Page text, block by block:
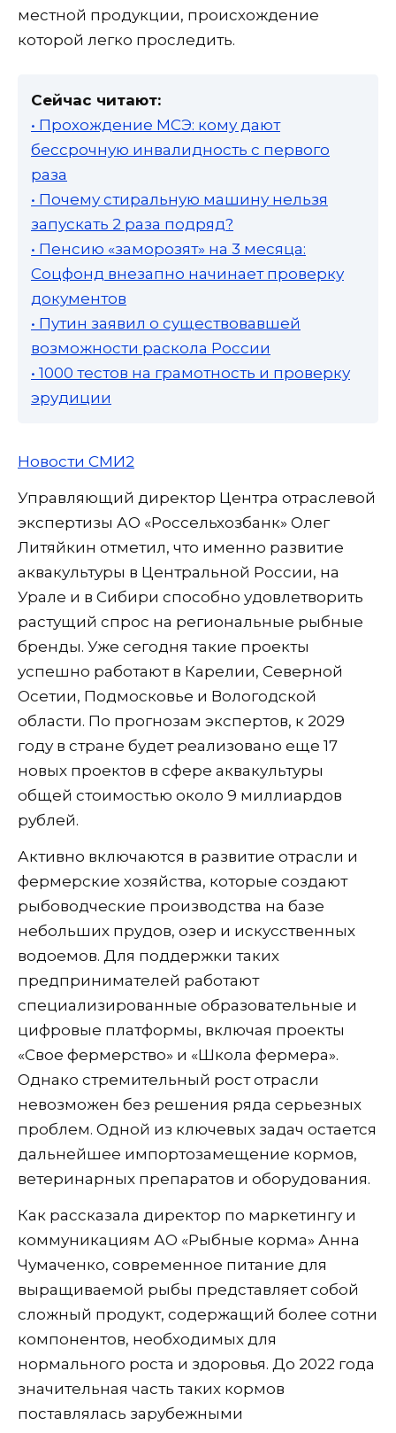
местной продукции, происхождение
которой легко проследить.
Сейчас читают:
• Прохождение МСЭ: кому дают
бессрочную инвалидность с первого
раза
• Почему стиральную машину нельзя
запускать 2 раза подряд?
• Пенсию «заморозят» на 3 месяца:
Соцфонд внезапно начинает проверку
документов
• Путин заявил о существовавшей
возможности раскола России
• 1000 тестов на грамотность и проверку
эрудиции
Новости СМИ2
Управляющий директор Центра отраслевой
экспертизы АО «Россельхозбанк» Олег
Литяйкин отметил, что именно развитие
аквакультуры в Центральной России, на
Урале и в Сибири способно удовлетворить
растущий спрос на региональные рыбные
бренды. Уже сегодня такие проекты
успешно работают в Карелии, Северной
Осетии, Подмосковье и Вологодской
области. По прогнозам экспертов, к 2029
году в стране будет реализовано еще 17
новых проектов в сфере аквакультуры
общей стоимостью около 9 миллиардов
рублей.
Активно включаются в развитие отрасли и
фермерские хозяйства, которые создают
рыбоводческие производства на базе
небольших прудов, озер и искусственных
водоемов. Для поддержки таких
предпринимателей работают
специализированные образовательные и
цифровые платформы, включая проекты
«Свое фермерство» и «Школа фермера».
Однако стремительный рост отрасли
невозможен без решения ряда серьезных
проблем. Одной из ключевых задач остается
дальнейшее импортозамещение кормов,
ветеринарных препаратов и оборудования.
Как рассказала директор по маркетингу и
коммуникациям АО «Рыбные корма» Анна
Чумаченко, современное питание для
выращиваемой рыбы представляет собой
сложный продукт, содержащий более сотни
компонентов, необходимых для
нормального роста и здоровья. До 2022 года
значительная часть таких кормов
поставлялась зарубежными